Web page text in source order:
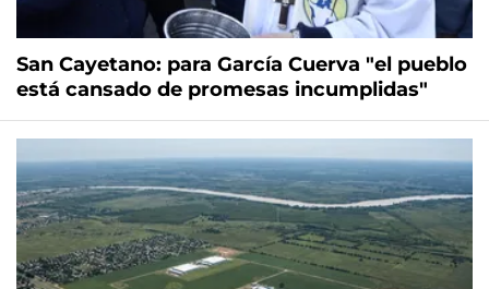
San Cayetano: para García Cuerva "el pueblo
está cansado de promesas incumplidas"